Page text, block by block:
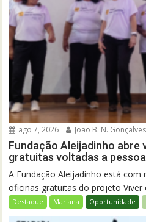
ago 7, 2026 João B. N. Gonçalves
Fundação Aleijadinho abre
gratuitas voltadas a
A Fundação Aleijadinho está com
oficinas gratuitas do projeto Viver
Destaque Mariana Oportunidade